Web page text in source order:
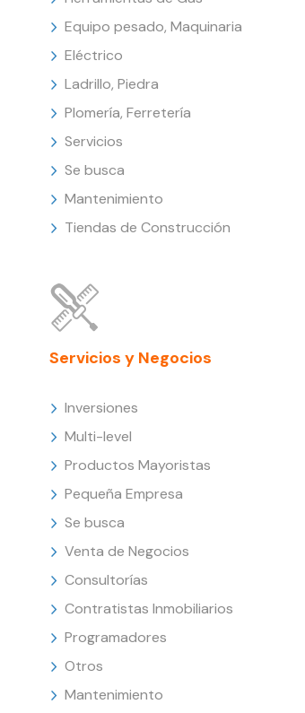
Equipo pesado, Maquinaria
Eléctrico
Ladrillo, Piedra
Plomería, Ferretería
Servicios
Se busca
Mantenimiento
Tiendas de Construcción
Servicios y Negocios
Inversiones
Multi-level
Productos Mayoristas
Pequeña Empresa
Se busca
Venta de Negocios
Consultorías
Contratistas Inmobiliarios
Programadores
Otros
Mantenimiento